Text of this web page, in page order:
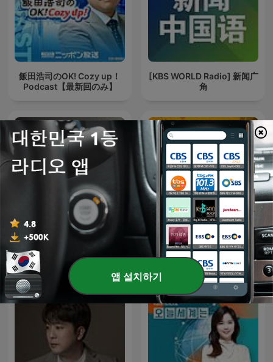
飯田浩司のOK! Cozy up！
Podcast【最新回のみ】
[KBS WORLD Radio] 新闻广
角
성지영의 뉴스 바사삭
앱 설치하기